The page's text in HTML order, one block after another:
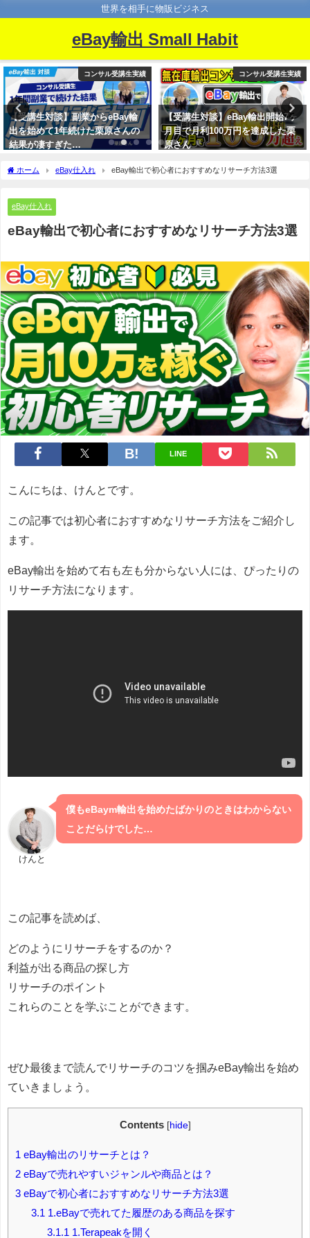
世界を相手に物販ビジネス
eBay輸出 Small Habit
コンサル受講生実績
【受講生対談】副業からeBay輸
出を始めて1年続けた栗原さんの
結果が凄すぎた…
コンサル受講生実績
【受講生対談】eBay輸出開始7ヶ
月目で月利100万円を達成した栗
原さん
ホーム eBay仕入れ eBay輸出で初心者におすすめなリサーチ方法3選
eBay仕入れ
eBay輸出で初心者におすすめなリサーチ方法3選
LINE
こんにちは、けんとです。
この記事では初心者におすすめなリサーチ方法をご紹介し
ます。
eBay輸出を始めて右も左も分からない人には、ぴったりの
リサーチ方法になります。
けんと
僕もeBaym輸出を始めたばかりのときはわからない
ことだらけでした…
この記事を読めば、
どのようにリサーチをするのか？
利益が出る商品の探し方
リサーチのポイント
これらのことを学ぶことができます。
ぜひ最後まで読んでリサーチのコツを掴みeBay輸出を始め
ていきましょう。
Contents [hide]
1 eBay輸出のリサーチとは？
2 eBayで売れやすいジャンルや商品とは？
3 eBayで初心者におすすめなリサーチ方法3選
3.1 1.eBayで売れてた履歴のある商品を探す
3.1.1 1.Terapeakを開く